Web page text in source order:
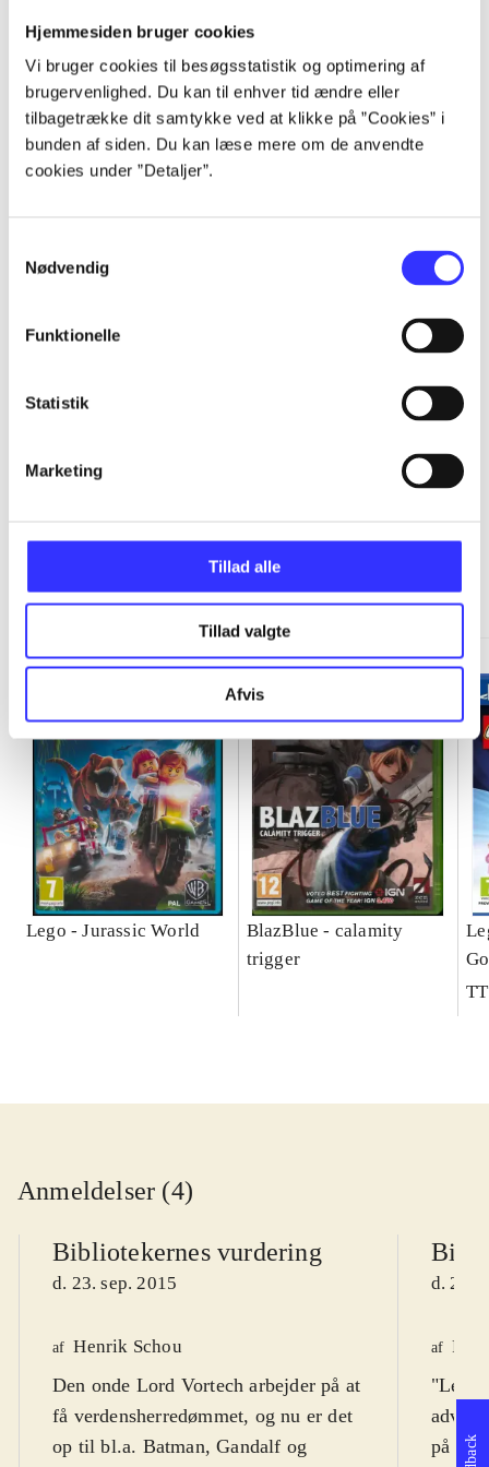
Hjemmesiden bruger cookies
Vi bruger cookies til besøgsstatistik og optimering af
brugervenlighed. Du kan til enhver tid ændre eller
tilbagetrække dit samtykke ved at klikke på ”Cookies” i
bunden af siden. Du kan læse mere om de anvendte
cookies under ”Detaljer”.
Nødvendig
Funktionelle
Statistik
Marketing
Tillad alle
Tillad valgte
Afvis
Artikler
Alle registrerede artikler fordelt på udgivelser
...
...
Minder om
Lego - Jurassic World
BlazBlue - calamity
trigger
Anmeldelser (4)
Bibliotekernes vurdering
d. 23. sep. 2015
af Henrik Schou
Den onde Lord Vortech arbejder på at
få verdensherredømmet, og nu er det
op til bl.a. Batman, Gandalf og
d. 23.
af
"Lego
på